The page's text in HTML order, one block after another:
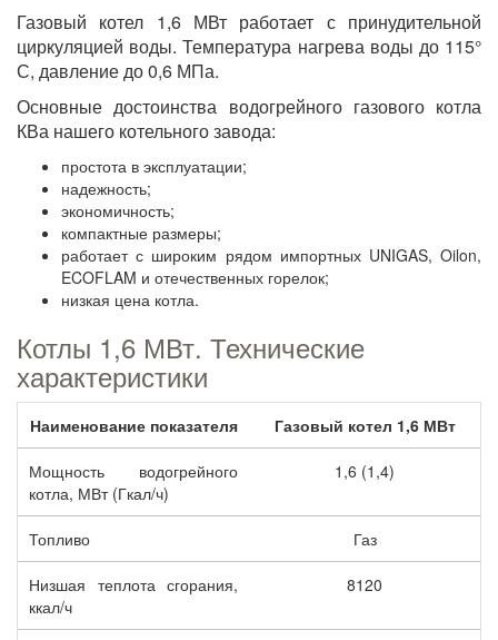
Газовый котел 1,6 МВт работает с принудительной
циркуляцией воды. Температура нагрева воды до 115°
С, давление до 0,6 МПа.
Основные достоинства водогрейного газового котла
КВа нашего котельного завода:
простота в эксплуатации;
надежность;
экономичность;
компактные размеры;
работает с широким рядом импортных UNIGAS, Oilon,
ECOFLAM и отечественных горелок;
низкая цена котла.
Котлы 1,6 МВт. Технические
характеристики
Наименование показателя Газовый котел 1,6 МВт
Мощность водогрейного
котла, МВт (Гкал/ч)
1,6 (1,4)
Топливо Газ
Низшая теплота сгорания,
ккал/ч
8120